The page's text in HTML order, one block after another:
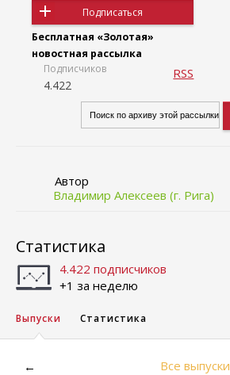
Подписаться
Бесплатная «Золотая»
новостная рассылка
Подписчиков
4.422
RSS
Автор
Владимир Алексеев (г. Рига)
Статистика
4.422 подписчиков
+1 за неделю
Выпуски Статистика
← Все выпуски